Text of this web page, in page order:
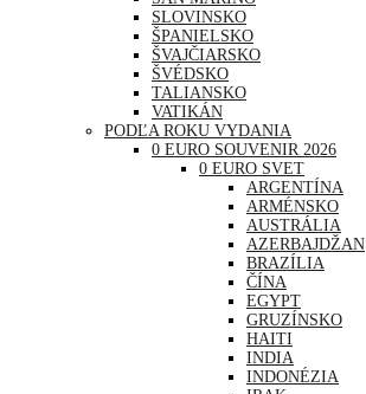
SLOVINSKO
ŠPANIELSKO
ŠVAJČIARSKO
ŠVÉDSKO
TALIANSKO
VATIKÁN
PODĽA ROKU VYDANIA
0 EURO SOUVENIR 2026
0 EURO SVET
ARGENTÍNA
ARMÉNSKO
AUSTRÁLIA
AZERBAJDŽAN
BRAZÍLIA
ČÍNA
EGYPT
GRUZÍNSKO
HAITI
INDIA
INDONÉZIA